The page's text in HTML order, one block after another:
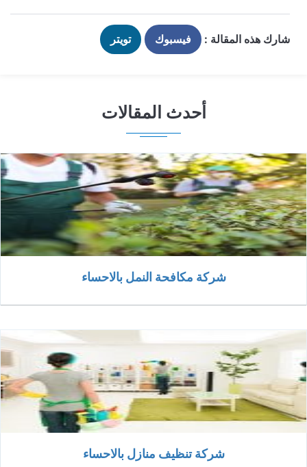
شارك هذه المقالة : فيسبوك تويتر
أحدث المقالات
شركة مكافحة النمل بالاحساء
شركة تنظيف منازل بالاحساء